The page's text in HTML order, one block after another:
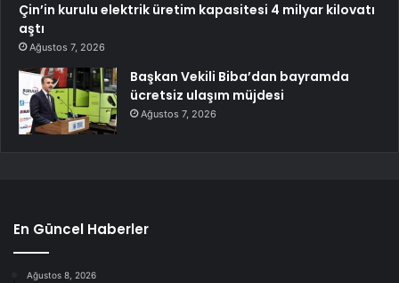
Çin’in kurulu elektrik üretim kapasitesi 4 milyar kilovatı
aştı
Ağustos 7, 2026
Başkan Vekili Biba’dan bayramda
ücretsiz ulaşım müjdesi
Ağustos 7, 2026
En Güncel Haberler
Ağustos 8, 2026